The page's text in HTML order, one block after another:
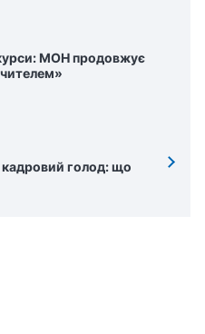
МОН продовжує
кадровий голод: що